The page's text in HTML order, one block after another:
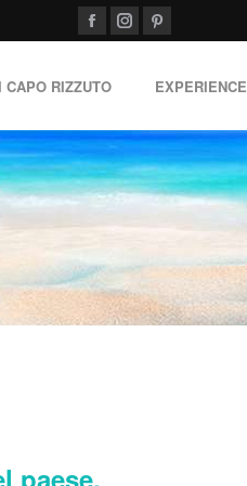
Facebook
InstagramPinterest
CAPO RIZZUTO EXPERIENCE
paese.